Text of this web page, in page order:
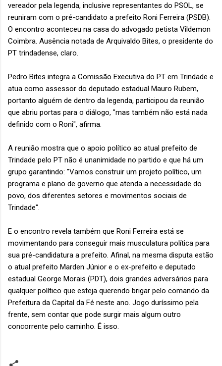
vereador pela legenda, inclusive representantes do PSOL, se
reuniram com o pré-candidato a prefeito Roni Ferreira (PSDB).
O encontro aconteceu na casa do advogado petista Vildemon
Coimbra. Ausência notada de Arquivaldo Bites, o presidente do
PT trindadense, claro.
Pedro Bites integra a Comissão Executiva do PT em Trindade e
atua como assessor do deputado estadual Mauro Rubem,
portanto alguém de dentro da legenda, participou da reunião
que abriu portas para o diálogo, "mas também não está nada
definido com o Roni", afirma.
A reunião mostra que o apoio político ao atual prefeito de
Trindade pelo PT não é unanimidade no partido e que há um
grupo garantindo: "Vamos construir um projeto político, um
programa e plano de governo que atenda a necessidade do
povo, dos diferentes setores e movimentos sociais de
Trindade".
E o encontro revela também que Roni Ferreira está se
movimentando para conseguir mais musculatura política para
sua pré-candidatura a prefeito. Afinal, na mesma disputa estão
o atual prefeito Marden Júnior e o ex-prefeito e deputado
estadual George Morais (PDT), dois grandes adversários para
qualquer político que esteja querendo brigar pelo comando da
Prefeitura da Capital da Fé neste ano. Jogo duríssimo pela
frente, sem contar que pode surgir mais algum outro
concorrente pelo caminho. É isso.